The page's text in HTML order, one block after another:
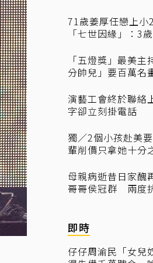
71歲姜厚任戀上
「七世因緣」：3
「五燈獎」最美
分帥兒」要百萬名
演藝工會終於聯絡
字卻立刻掛電話
獨／2個小孩赴美
輩削價只拿她十分
母親病逝昔日家醜
哥哥侯冠群 兩度
即時
仔仔周渝民「女兒